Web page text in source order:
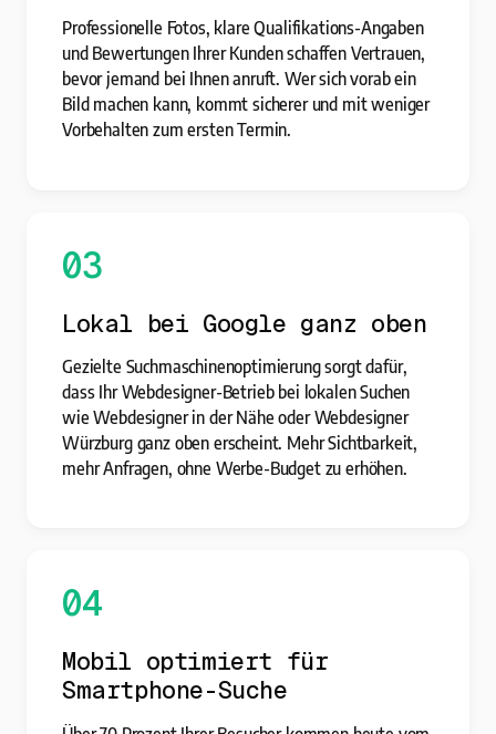
Professionelle Fotos, klare Qualifikations-Angaben
und Bewertungen Ihrer Kunden schaffen Vertrauen,
bevor jemand bei Ihnen anruft. Wer sich vorab ein
Bild machen kann, kommt sicherer und mit weniger
Vorbehalten zum ersten Termin.
03
Lokal bei Google ganz oben
Gezielte Suchmaschinenoptimierung sorgt dafür,
dass Ihr Webdesigner-Betrieb bei lokalen Suchen
wie Webdesigner in der Nähe oder Webdesigner
Würzburg ganz oben erscheint. Mehr Sichtbarkeit,
mehr Anfragen, ohne Werbe-Budget zu erhöhen.
04
Mobil optimiert für
Smartphone-Suche